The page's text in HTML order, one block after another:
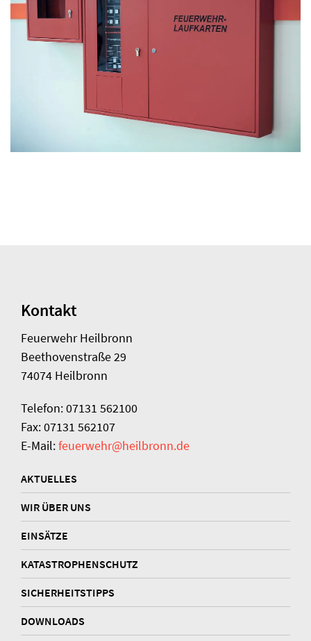
Kontakt
Feuerwehr Heilbronn
Beethovenstraße 29
74074 Heilbronn
Telefon: 07131 562100
Fax: 07131 562107
E-Mail:feuerwehr@heilbronn.de
AKTUELLES
WIR ÜBER UNS
EINSÄTZE
KATASTROPHENSCHUTZ
SICHERHEITSTIPPS
DOWNLOADS